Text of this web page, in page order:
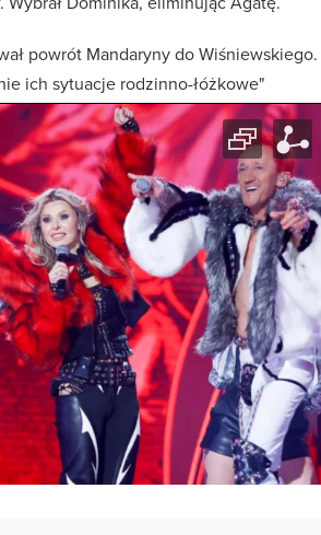
powrót Mandaryny do Wiśniewskiego.
ich sytuacje rodzinno-łóżkowe"